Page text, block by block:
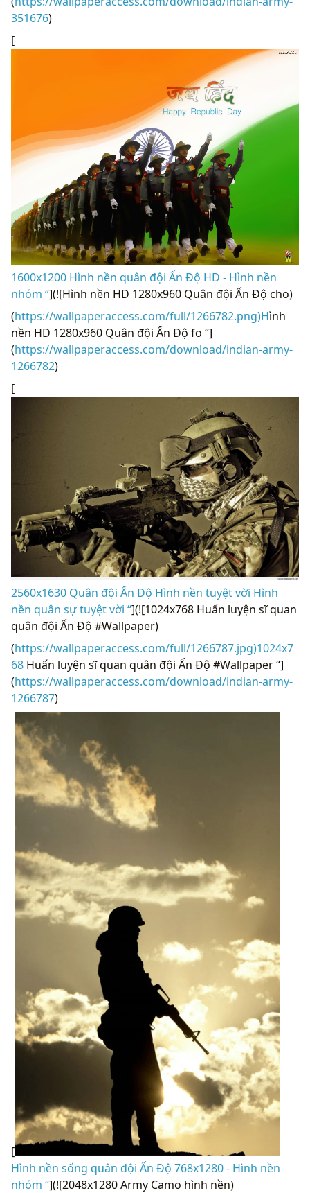
351676)
[
1600x1200 Hình nền quân đội Ấn Độ HD - Hình nền
nhóm “](![Hình nền HD 1280x960 Quân đội Ấn Độ cho)
(https://wallpaperaccess.com/full/1266782.png)Hình
nền HD 1280x960 Quân đội Ấn Độ fo “]
(https://wallpaperaccess.com/download/indian-army-
1266782)
[
2560x1630 Quân đội Ấn Độ Hình nền tuyệt vời Hình
nền quân sự tuyệt vời “](![1024x768 Huấn luyện sĩ quan
quân đội Ấn Độ #Wallpaper)
(https://wallpaperaccess.com/full/1266787.jpg)1024x7
68 Huấn luyện sĩ quan quân đội Ấn Độ #Wallpaper “]
(https://wallpaperaccess.com/download/indian-army-
1266787)
[
Hình nền sống quân đội Ấn Độ 768x1280 - Hình nền
nhóm “](![2048x1280 Army Camo hình nền)